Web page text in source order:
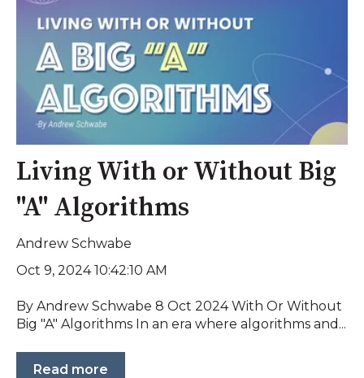
Living With or Without Big
"A" Algorithms
Andrew Schwabe
Oct 9, 2024 10:42:10 AM
By Andrew Schwabe 8 Oct 2024 With Or Without
Big "A" Algorithms In an era where algorithms and...
Read more